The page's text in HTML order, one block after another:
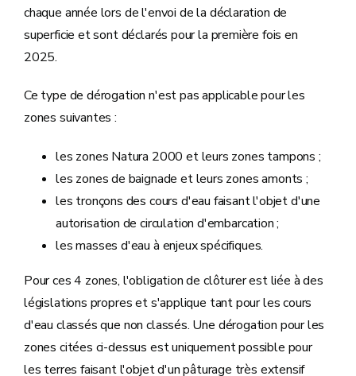
chaque année lors de l'envoi de la déclaration de
superficie et sont déclarés pour la première fois en
2025.
Ce type de dérogation n'est pas applicable pour les
zones suivantes :
les zones Natura 2000 et leurs zones tampons ;
les zones de baignade et leurs zones amonts ;
les tronçons des cours d'eau faisant l'objet d'une
autorisation de circulation d'embarcation ;
les masses d'eau à enjeux spécifiques.
Pour ces 4 zones, l'obligation de clôturer est liée à des
législations propres et s'applique tant pour les cours
d'eau classés que non classés. Une dérogation pour les
zones citées ci-dessus est uniquement possible pour
les terres faisant l'objet d'un pâturage très extensif